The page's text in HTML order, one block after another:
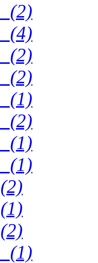
(2)
(4)
(2)
(2)
(1)
(2)
(1)
(1)
(2)
(1)
(2)
(1)